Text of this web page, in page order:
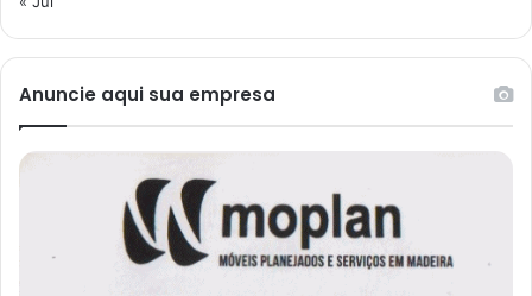
Anuncie aqui sua empresa